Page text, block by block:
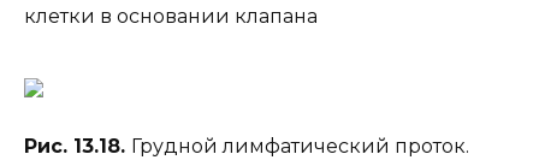
клетки в основании клапана
Рис. 13.18. Грудной лимфатический проток.